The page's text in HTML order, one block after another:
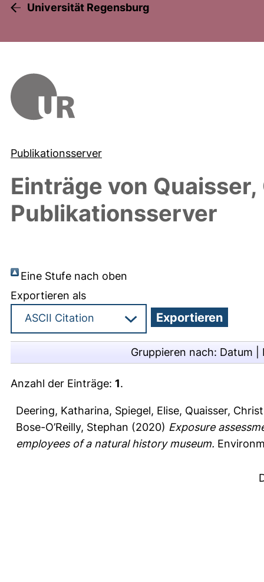
Universität Regensburg
Publikationsserver
Einträge von
Publikationsserver
Eine Stufe nach oben
Exportieren als
Gruppieren nach: Datum
Anzahl der Einträge: 1.
Deering, Katharina, Spiegel, Elise, Quaisser,
Bose-O’Reilly, Stephan (2020) Exposure
employees of a natural history museum.